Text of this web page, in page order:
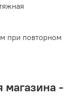
при повторном
магазина -